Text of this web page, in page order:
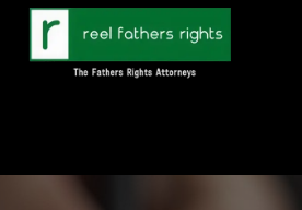
951-339-3826
Estamos